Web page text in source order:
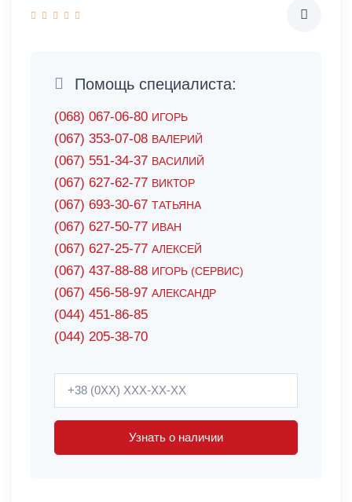
Помощь специалиста:
(068) 067-06-80 ИГОРЬ
(067) 353-07-08 ВАЛЕРИЙ
(067) 551-34-37 ВАСИЛИЙ
(067) 627-62-77 ВИКТОР
(067) 693-30-67 ТАТЬЯНА
(067) 627-50-77 ИВАН
(067) 627-25-77 АЛЕКСЕЙ
(067) 437-88-88 ИГОРЬ (СЕРВИС)
(067) 456-58-97 АЛЕКСАНДР
(044) 451-86-85
(044) 205-38-70
Узнать о наличии